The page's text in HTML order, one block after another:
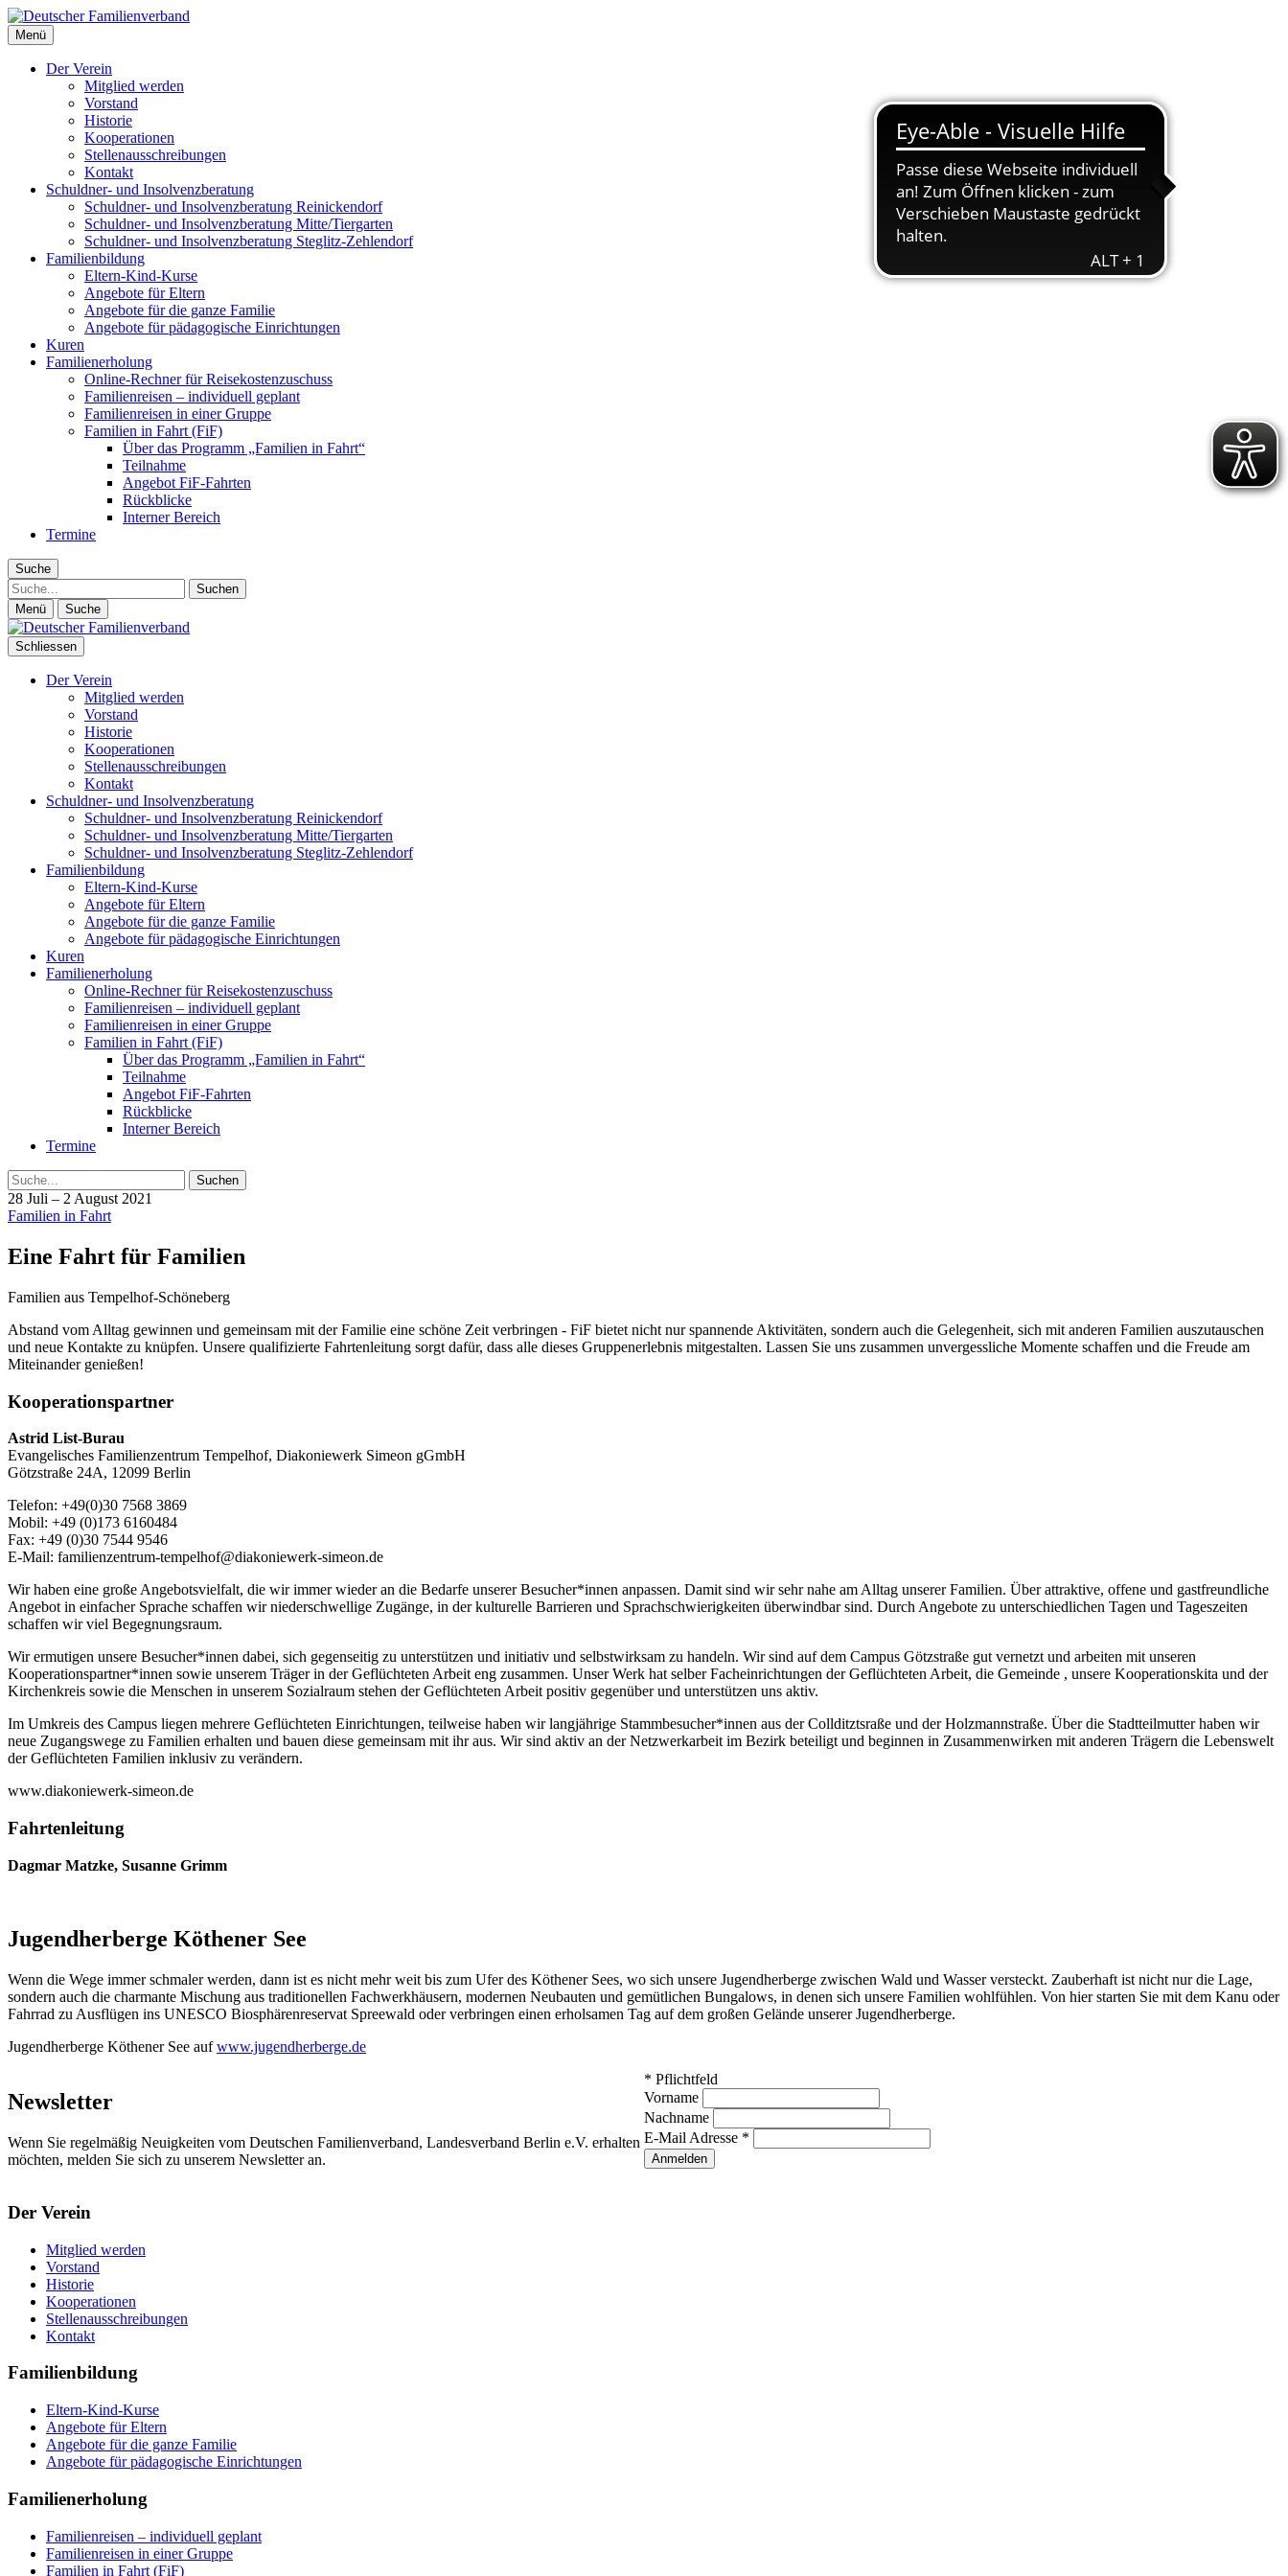
Deutscher Familienverband
Landesverband Berlin
Menü
Der Verein
Mitglied werden
Vorstand
Historie
Kooperationen
Stellenausschreibungen
Kontakt
Schuldner- und Insolvenzberatung
Schuldner- und Insolvenzberatung Reinickendorf
Schuldner- und Insolvenzberatung Mitte/Tiergarten
Schuldner- und Insolvenzberatung Steglitz-Zehlendorf
Familienbildung
Eltern-Kind-Kurse
Angebote für Eltern
Angebote für die ganze Familie
Angebote für pädagogische Einrichtungen
Kuren
Familienerholung
Online-Rechner für Reisekostenzuschuss
Familienreisen – individuell geplant
Familienreisen in einer Gruppe
Familien in Fahrt (FiF)
Über das Programm „Familien in Fahrt“
Teilnahme
Angebot FiF-Fahrten
Rückblicke
Interner Bereich
Termine
Suche
Suche
Menü Suche
Schliessen
Der Verein
Mitglied werden
Vorstand
Historie
Kooperationen
Stellenausschreibungen
Kontakt
Schuldner- und Insolvenzberatung
Schuldner- und Insolvenzberatung Reinickendorf
Schuldner- und Insolvenzberatung Mitte/Tiergarten
Schuldner- und Insolvenzberatung Steglitz-Zehlendorf
Familienbildung
Eltern-Kind-Kurse
Angebote für Eltern
Angebote für die ganze Familie
Angebote für pädagogische Einrichtungen
Kuren
Familienerholung
Online-Rechner für Reisekostenzuschuss
Familienreisen – individuell geplant
Familienreisen in einer Gruppe
Familien in Fahrt (FiF)
Über das Programm „Familien in Fahrt“
Teilnahme
Angebot FiF-Fahrten
Rückblicke
Interner Bereich
Termine
Suche
28 Juli – 2 August 2021
Familien in Fahrt
Eine Fahrt für Familien
Familien aus Tempelhof-Schöneberg
Abstand vom Alltag gewinnen und gemeinsam mit der Familie eine schöne Zeit verbringen - FiF bietet nicht nur spannende Aktivitäten, sondern auch die Gelegenheit, sich mit anderen Familien auszutauschen
und neue Kontakte zu knüpfen. Unsere qualifizierte Fahrtenleitung sorgt dafür, dass alle dieses Gruppenerlebnis mitgestalten. Lassen Sie uns zusammen unvergessliche Momente schaffen und die Freude am
Miteinander genießen!
Kooperationspartner
Astrid List-Burau
Evangelisches Familienzentrum Tempelhof, Diakoniewerk Simeon gGmbH
Götzstraße 24A, 12099 Berlin
Telefon: +49(0)30 7568 3869
Mobil: +49 (0)173 6160484
Fax: +49 (0)30 7544 9546
E-Mail: familienzentrum-tempelhof@diakoniewerk-simeon.de
Wir haben eine große Angebotsvielfalt, die wir immer wieder an die Bedarfe unserer Besucher*innen anpassen. Damit sind wir sehr nahe am Alltag unserer Familien. Über attraktive, offene und gastfreundliche
Angebot in einfacher Sprache schaffen wir niederschwellige Zugänge, in der kulturelle Barrieren und Sprachschwierigkeiten überwindbar sind. Durch Angebote zu unterschiedlichen Tagen und Tageszeiten
schaffen wir viel Begegnungsraum.
Wir ermutigen unsere Besucher*innen dabei, sich gegenseitig zu unterstützen und initiativ und selbstwirksam zu handeln. Wir sind auf dem Campus Götzstraße gut vernetzt und arbeiten mit unseren
Kooperationspartner*innen sowie unserem Träger in der Geflüchteten Arbeit eng zusammen. Unser Werk hat selber Facheinrichtungen der Geflüchteten Arbeit, die Gemeinde , unsere Kooperationskita und der
Kirchenkreis sowie die Menschen in unserem Sozialraum stehen der Geflüchteten Arbeit positiv gegenüber und unterstützen uns aktiv.
Im Umkreis des Campus liegen mehrere Geflüchteten Einrichtungen, teilweise haben wir langjährige Stammbesucher*innen aus der Collditztsraße und der Holzmannstraße. Über die Stadtteilmutter haben wir
neue Zugangswege zu Familien erhalten und bauen diese gemeinsam mit ihr aus. Wir sind aktiv an der Netzwerkarbeit im Bezirk beteiligt und beginnen in Zusammenwirken mit anderen Trägern die Lebenswelt
der Geflüchteten Familien inklusiv zu verändern.
www.diakoniewerk-simeon.de
Fahrtenleitung
Dagmar Matzke, Susanne Grimm
Jugendherberge Köthener See
Wenn die Wege immer schmaler werden, dann ist es nicht mehr weit bis zum Ufer des Köthener Sees, wo sich unsere Jugendherberge zwischen Wald und Wasser versteckt. Zauberhaft ist nicht nur die Lage,
sondern auch die charmante Mischung aus traditionellen Fachwerkhäusern, modernen Neubauten und gemütlichen Bungalows, in denen sich unsere Familien wohlfühlen. Von hier starten Sie mit dem Kanu oder
Fahrrad zu Ausflügen ins UNESCO Biosphärenreservat Spreewald oder verbringen einen erholsamen Tag auf dem großen Gelände unserer Jugendherberge.
Jugendherberge Köthener See aufwww.jugendherberge.de
Newsletter
Wenn Sie regelmäßig Neuigkeiten vom Deutschen Familienverband, Landesverband Berlin e.V. erhalten
möchten, melden Sie sich zu unserem Newsletter an.
* Pflichtfeld
Vorname
Nachname
E-Mail Adresse *
Der Verein
Mitglied werden
Vorstand
Historie
Kooperationen
Stellenausschreibungen
Kontakt
Familienbildung
Eltern-Kind-Kurse
Angebote für Eltern
Angebote für die ganze Familie
Angebote für pädagogische Einrichtungen
Familienerholung
Familienreisen – individuell geplant
Familienreisen in einer Gruppe
Familien in Fahrt (FiF)